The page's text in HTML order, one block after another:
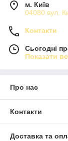
м. Київ
04080 вул.
Контакти
Сьогодні
Показати
Про нас
Контакти
Доставка та